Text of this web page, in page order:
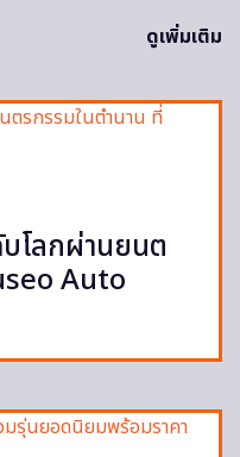
ดูเพิ่มเติม
โลกผ่านยนต
Auto